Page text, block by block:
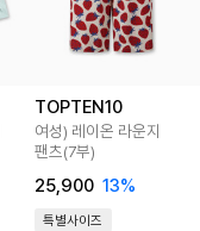
TOPTEN10
여성) 레이온 라운지
팬츠(7부)
25,900 13%
특별사이즈